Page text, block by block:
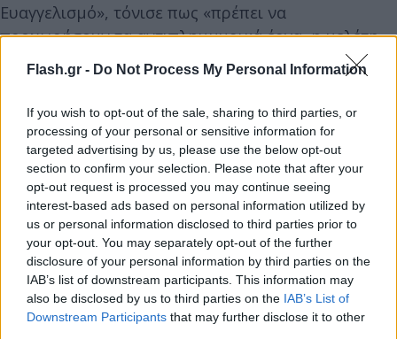
Flash.gr - Do Not Process My Personal Information
If you wish to opt-out of the sale, sharing to third parties, or
processing of your personal or sensitive information for
targeted advertising by us, please use the below opt-out
section to confirm your selection. Please note that after your
opt-out request is processed you may continue seeing
interest-based ads based on personal information utilized by
us or personal information disclosed to third parties prior to
your opt-out. You may separately opt-out of the further
disclosure of your personal information by third parties on the
IAB’s list of downstream participants. This information may
also be disclosed by us to third parties on the IAB’s List of
Downstream Participants that may further disclose it to other
Ευαγγελισμό», τόνισε πως «πρέπει να
προχωρήσουν τα αντιπλημμυρικά έργα, η μελέτη
του 2019 που δεν έγινε ποτέ, η ορεινή υδρονομία
και ν’ αξιοποιήσουμε τους λόφους μας που είναι
παρατημένοι». Και πρόσθεσε πως «η Αθήνα είναι
μία πόλη πολύ σκληρή και για τους ανθρώπους που
έχουν μεγάλη οικονομική δυσκολία. Οι πολίτες της
Αθήνας πληρώνουν από τα πιο ακριβά δημοτικά
τέλη. Πιο ακριβά πληρώνουν στον ‘Αγιο
Παντελεήμονα, στα Σεπόλια και στο Ρουφ, απ’ ό,τι
στη Γλυφάδα και στη Βουλιαγμένη».
Από τη δική του πλευρά, ο κ. Ανδρουλάκης είπε:
«Ως κάτοικος Αθηνών θέλω έναν δήμαρχο κοντά